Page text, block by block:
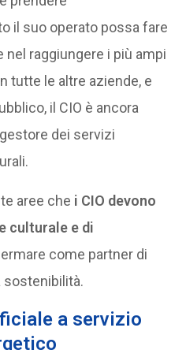
il suo operato possa fare
raggiungere i più ampi
tutte le altre aziende, e
il CIO è ancora
dei servizi
aree che i CIO devono
culturale e di
come partner di
sostenibilità.
a servizio